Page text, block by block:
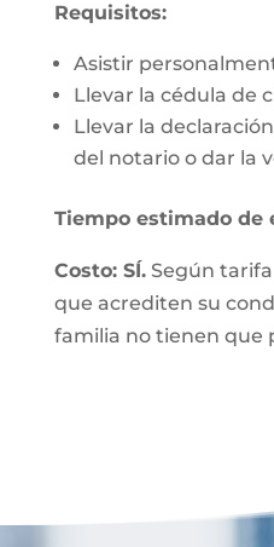
Requisitos:
Asistir
Llevar la cédula de
Llevar la
del notario o dar la
Tiempo estimado de
Costo: SÍ.Según tarifa
que acrediten su
familia no tienen que